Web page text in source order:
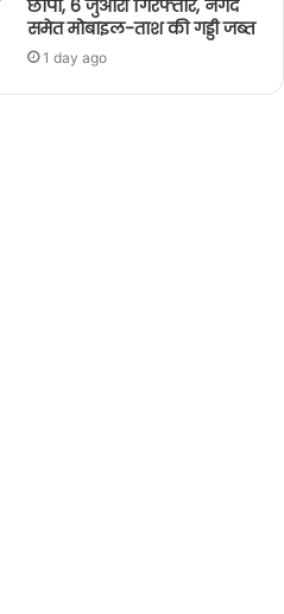
छापा, 6 जुआरी गिरफ्तार, नगद
समेत मोबाइल-ताश की गड्डी जब्त
1 day ago